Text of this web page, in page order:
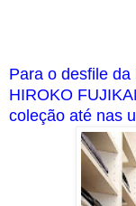
Para o desfile da
HIROKO
coleção até nas